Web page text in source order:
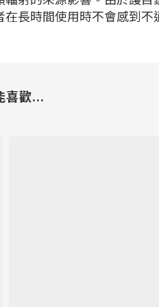
長時間使用時不會感到不
喜歡...